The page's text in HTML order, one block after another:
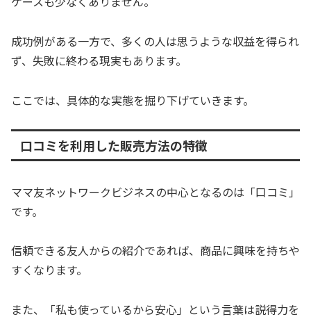
成功例がある一方で、多くの人は思うような収益を得られ
ず、失敗に終わる現実もあります。
ここでは、具体的な実態を掘り下げていきます。
口コミを利用した販売方法の特徴
ママ友ネットワークビジネスの中心となるのは「口コミ」
です。
信頼できる友人からの紹介であれば、商品に興味を持ちや
すくなります。
また、「私も使っているから安心」という言葉は説得力を